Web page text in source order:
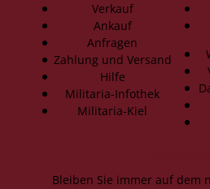
Verkauf
Ankauf
Anfragen
Zahlung und Versand
Hilfe
Militaria-Infothek
Militaria-Kiel
Bleiben Sie immer auf dem